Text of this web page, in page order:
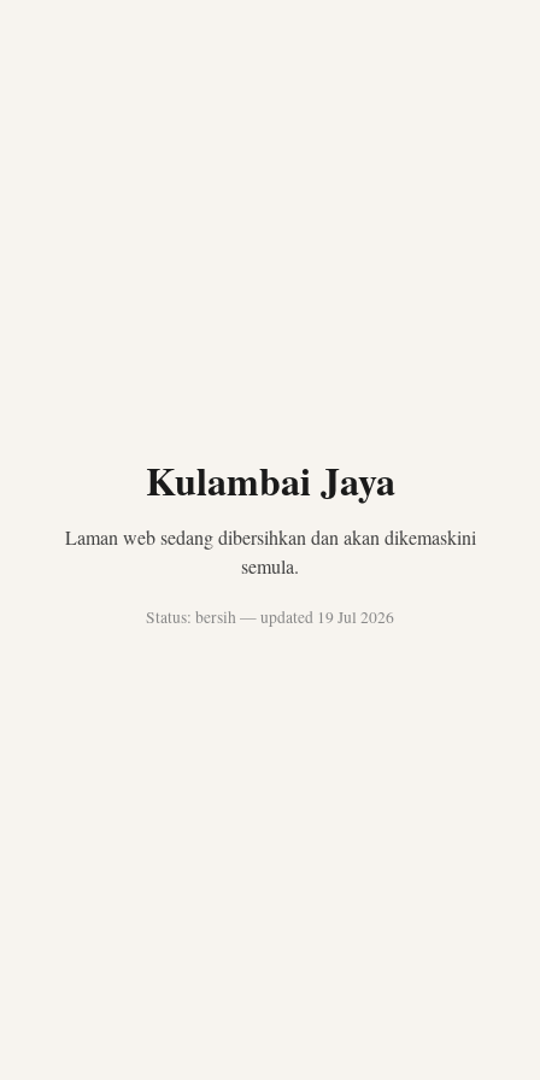
Kulambai Jaya
Laman web sedang dibersihkan dan akan dikemaskini
semula.
Status: bersih — updated 19 Jul 2026